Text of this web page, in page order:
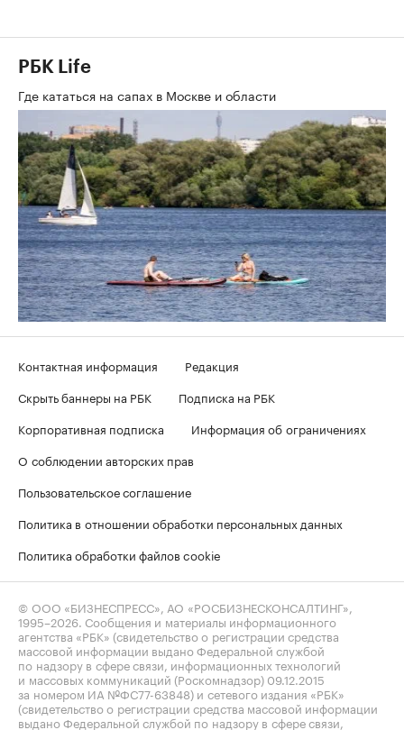
РБК Life
Где кататься на сапах в Москве и области
Контактная информация
Редакция
Скрыть баннеры на РБК
Подписка на РБК
Корпоративная подписка
Информация об ограничениях
О соблюдении авторских прав
Пользовательское соглашение
Политика в отношении обработки персональных данных
Политика обработки файлов cookie
© ООО «БИЗНЕСПРЕСС», АО «РОСБИЗНЕСКОНСАЛТИНГ»,
1995–2026 . Сообщения и материалы информационного
агентства «РБК» (свидетельство о регистрации средства
массовой информации выдано Федеральной службой
по надзору в сфере связи, информационных технологий
и массовых коммуникаций (Роскомнадзор) 09.12.2015
за номером ИА №ФС77-63848) и сетевого издания «РБК»
(свидетельство о регистрации средства массовой информации
выдано Федеральной службой по надзору в сфере связи,